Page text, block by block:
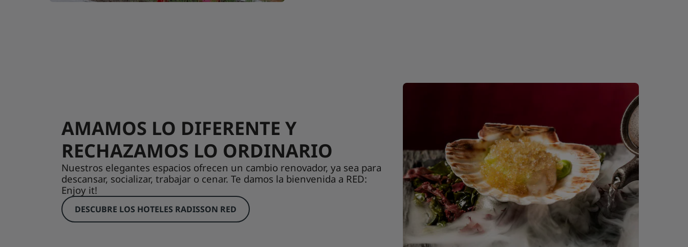
AMAMOS LO DIFERENTE Y
RECHAZAMOS LO ORDINARIO
Nuestros elegantes espacios ofrecen un cambio renovador, ya sea para
descansar, socializar, trabajar o cenar. Te damos la bienvenida a RED:
Enjoy it!
DESCUBRE LOS HOTELES RADISSON RED